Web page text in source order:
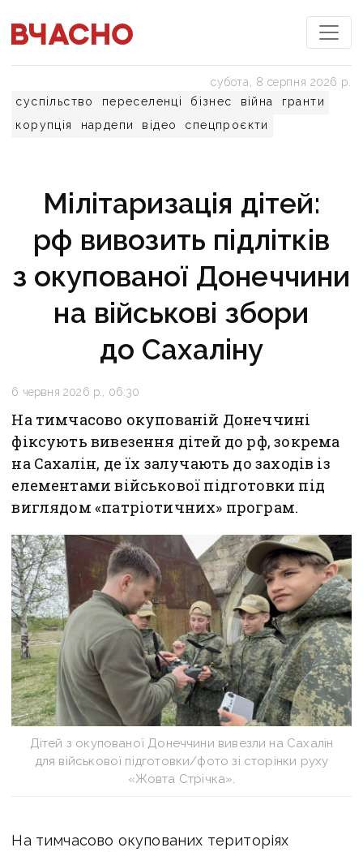
суспільство переселенці бізнес війна
гранти
корупція
нардепи відео спецпроєкти
субота, 8 серпня 2026 р.
Мілітаризація дітей:
рф вивозить підлітків
з окупованої Донеччини
на військові збори
до Сахаліну
6 червня 2026 р., 06:30
На тимчасово окупованій Донеччині
фіксують вивезення дітей до рф, зокрема
на Сахалін, де їх залучають до заходів із
елементами військової підготовки під
виглядом «патріотичних» програм.
Дітей з окупованої Донеччини вивезли на Сахалін
для військової підготовки/фото зі сторінки руху
«Жовта Стрічка».
На тимчасово окупованих територіях